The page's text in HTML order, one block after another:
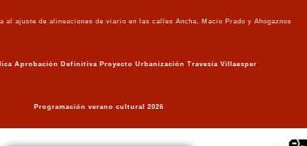
al ajuste de alineaciones de viario en las calles Ancha, Macio Prado y Ahogaznos
Aprobación Definitiva Proyecto Urbanización Travesía Villaesper
Programación verano cultural 2026